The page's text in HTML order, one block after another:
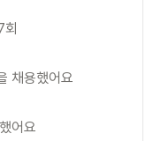
채용했어요
어요